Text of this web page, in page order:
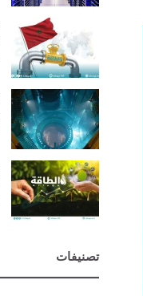
تصنيفات